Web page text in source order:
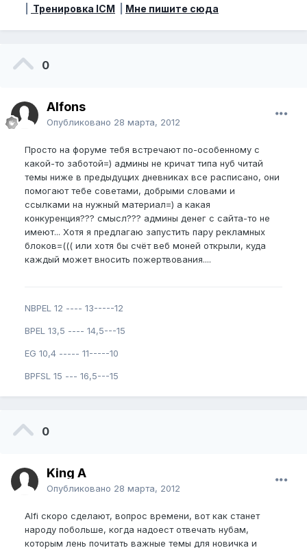
Тренировка ICM Мне пишите сюда
0
Alfons
Опубликовано 28 марта, 2012
Просто на форуме тебя встречают по-особенному с
какой-то заботой=) админы не кричат типа нуб читай
темы ниже в предыдущих дневниках все расписано, они
помогают тебе советами, добрыми словами и
ссылками на нужный материал=) а какая
конкуренция??? смысл??? админы денег с сайта-то не
имеют... Хотя я предлагаю запустить пару рекламных
блоков=((( или хотя бы счёт веб моней открыли, куда
каждый может вносить пожертвования....
NBPEL 12 ---- 13-----12
BPEL 13,5 ---- 14,5---15
EG 10,4 ----- 11-----10
BPFSL 15 --- 16,5---15
0
King A
Опубликовано 28 марта, 2012
Alfi скоро сделают, вопрос времени, вот как станет
народу побольше, когда надоест отвечать нубам,
которым лень почитать важные темы для новичка и